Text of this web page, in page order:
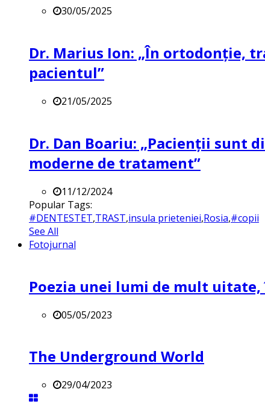
30/05/2025
Dr. Marius Ion: „În ortodonție,
pacientul”
21/05/2025
Dr. Dan Boariu: „Pacienții sunt
moderne de tratament”
11/12/2024
Popular Tags:
#DENTESTET,TRAST,insula prieteniei,Rosia,#copii
See All
Fotojurnal
Poezia unei lumi de mult
05/05/2023
The Underground World
29/04/2023